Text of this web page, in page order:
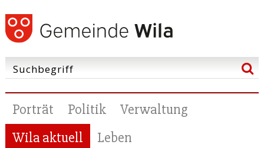
Porträt Politik
Verwaltung
Wila aktuell
Leben